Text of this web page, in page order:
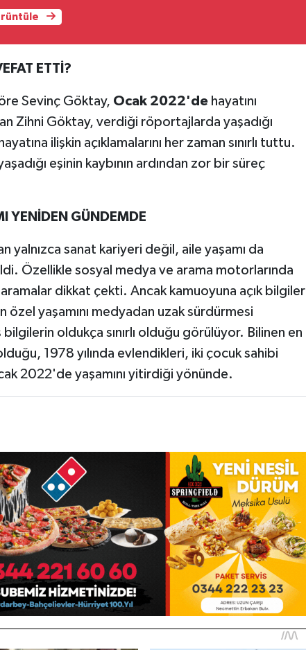
ETTİ?
Sevinç Göktay, Ocak 2022'dehayatını
Zihni Göktay, verdiği röportajlarda yaşadığı
ilişkin açıklamalarını her zaman sınırlı tuttu.
eşinin kaybının ardından zor bir süreç
YENİDEN GÜNDEMDE
yalnızca sanat kariyeri değil, aile yaşamı da
Özellikle sosyal medya ve arama motorlarında
dikkat çekti. Ancak kamuoyuna açık bilgiler
yaşamını medyadan uzak sürdürmesi
oldukça sınırlı olduğu görülüyor. Bilinen en
1978 yılında evlendikleri, iki çocuk sahibi
2022'de yaşamını yitirdiği yönünde.